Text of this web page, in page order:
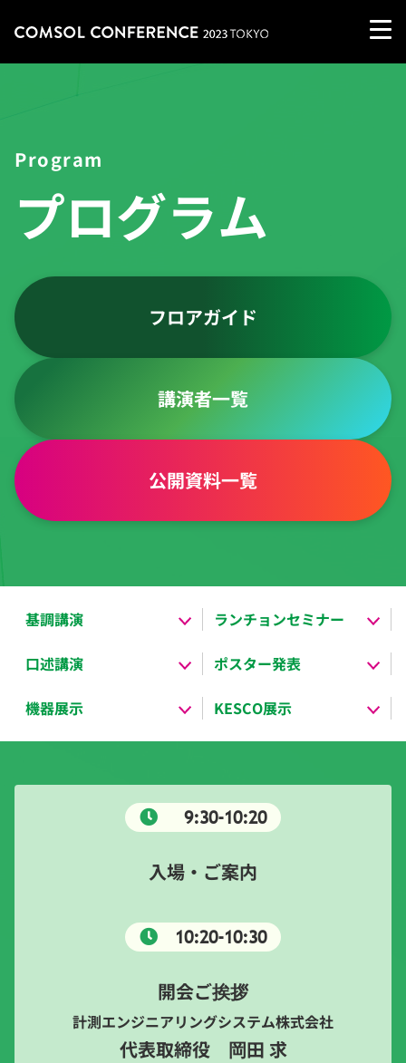
Program
プログラム
フロアガイド
講演者一覧
公開資料一覧
基調講演 ランチョンセミナー
口述講演 ポスター発表
機器展示 KESCO展示
9:30-10:20
入場・ご案内
10:20-10:30
開会ご挨拶
計測エンジニアリングシステム株式会社
代表取締役 岡田 求